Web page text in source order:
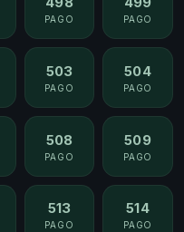
PAGO PAGO
503
PAGO
504
PAGO
508
PAGO
509
PAGO
513
PAGO
514
PAGO